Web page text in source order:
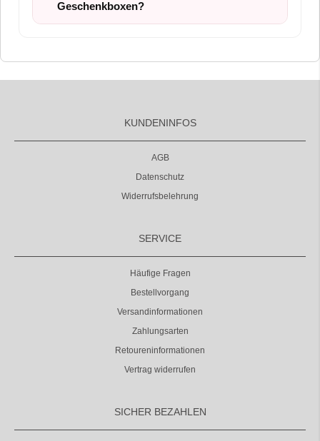
Geschenkboxen?
KUNDENINFOS
AGB
Datenschutz
Widerrufsbelehrung
SERVICE
Häufige Fragen
Bestellvorgang
Versandinformationen
Zahlungsarten
Retoureninformationen
Vertrag widerrufen
SICHER BEZAHLEN